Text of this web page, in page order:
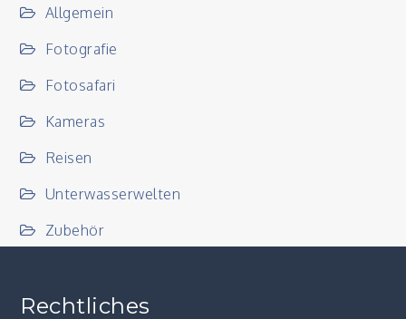
Allgemein
Fotografie
Fotosafari
Kameras
Reisen
Unterwasserwelten
Zubehör
Rechtliches